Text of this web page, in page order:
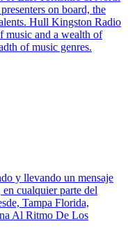
on board, the
Hull Kingston Radio
music and a wealth of
of music genres.
y llevando un mensaje
cualquier parte del
Tampa Florida,
Al Ritmo De Los